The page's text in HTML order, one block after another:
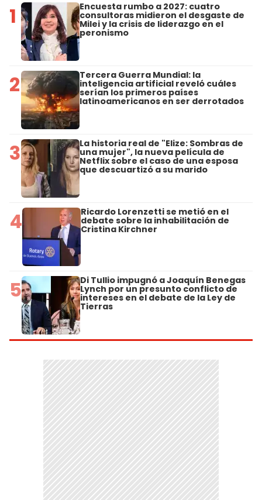
1 Encuesta rumbo a 2027: cuatro
consultoras midieron el desgaste de
Milei y la crisis de liderazgo en el
peronismo
2 Tercera Guerra Mundial: la
inteligencia artificial reveló cuáles
serían los primeros países
latinoamericanos en ser derrotados
3 La historia real de "Elize: Sombras de
una mujer", la nueva película de
Netflix sobre el caso de una esposa
que descuartizó a su marido
4 Ricardo Lorenzetti se metió en el
debate sobre la inhabilitación de
Cristina Kirchner
5 Di Tullio impugnó a Joaquín Benegas
Lynch por un presunto conflicto de
intereses en el debate de la Ley de
Tierras